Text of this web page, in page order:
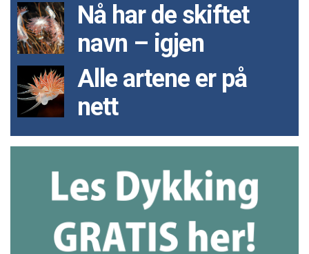
Nå har de skiftet
navn – igjen
Alle artene er på
nett